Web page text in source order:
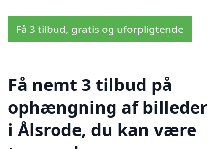
Få 3 tilbud, gratis og uforpligtende
Få nemt 3 tilbud på
ophængning af billeder
i Ålsrode, du kan være